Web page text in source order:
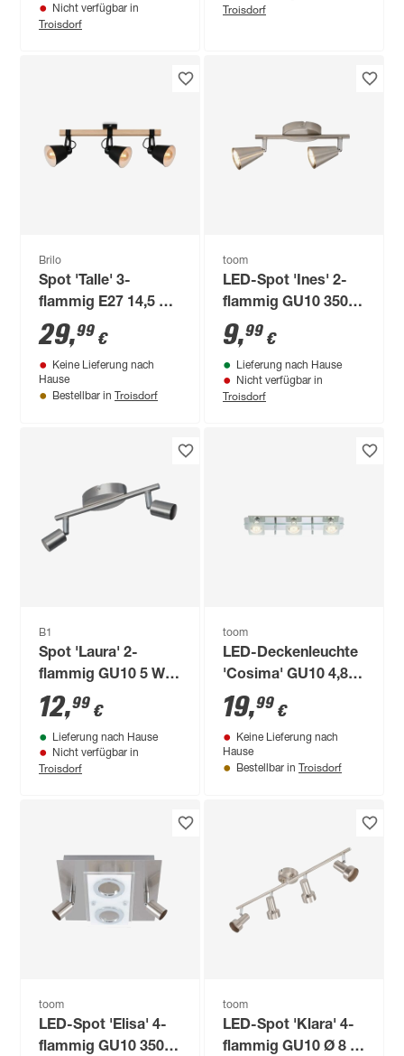
Nicht verfügbar in
Troisdorf
Troisdorf
Brilo
Spot 'Talle' 3-
flammig E27 14,5 x
24 x 68 cm
29,99 €
Keine Lieferung nach
Hause
Bestellbar in Troisdorf
toom
LED-Spot 'Ines' 2-
flammig GU10 350
lm warmweiß 25,4 x
15,5 cm
9,99 €
Lieferung nach Hause
Nicht verfügbar in
Troisdorf
B1
Spot 'Laura' 2-
flammig GU10 5 W
25,2 x 8,6 cm
12,99 €
Lieferung nach Hause
Nicht verfügbar in
Troisdorf
toom
LED-Deckenleuchte
'Cosima' GU10 4,8
W 350 lm warmweiß
48 x 8 x 10 cm
19,99 €
Keine Lieferung nach
Hause
Bestellbar in Troisdorf
toom
LED-Spot 'Elisa' 4-
flammig GU10 350
toom
LED-Spot 'Klara' 4-
flammig GU10 Ø 8 x